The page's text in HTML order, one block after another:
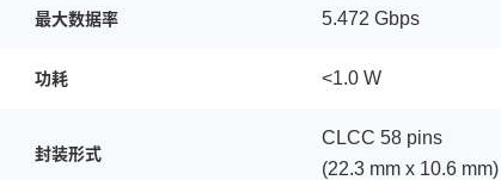
最大数据率 5.472 Gbps
功耗 <1.0 W
封装形式
CLCC 58 pins
(22.3 mm x 10.6 mm)